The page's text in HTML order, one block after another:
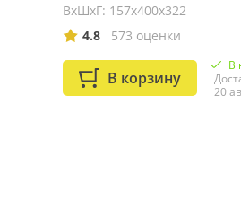
ВхШхГ: 157х400х322
4.8
573 оценки
В корзину
В
20